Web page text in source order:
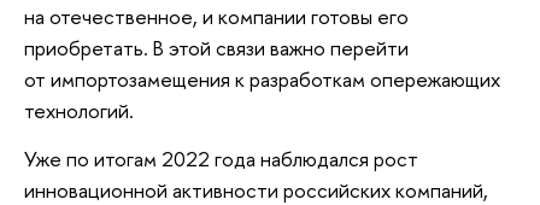
на отечественное, и компании готовы его
приобретать. В этой связи важно перейти
от импортозамещения к разработкам опережающих
технологий.
Уже по итогам 2022 года наблюдался рост
инновационной активности российских компаний,